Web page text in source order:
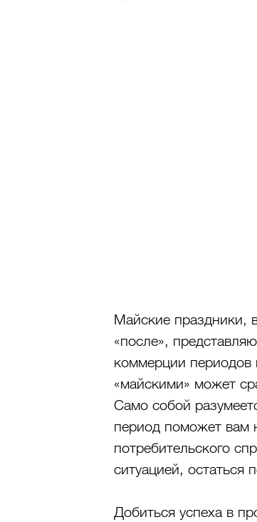
Майские праздники,
«после»,
коммерции
«майскими» может
Само собой
период поможет вам
потребительского
ситуацией, остаться
Добиться успеха в